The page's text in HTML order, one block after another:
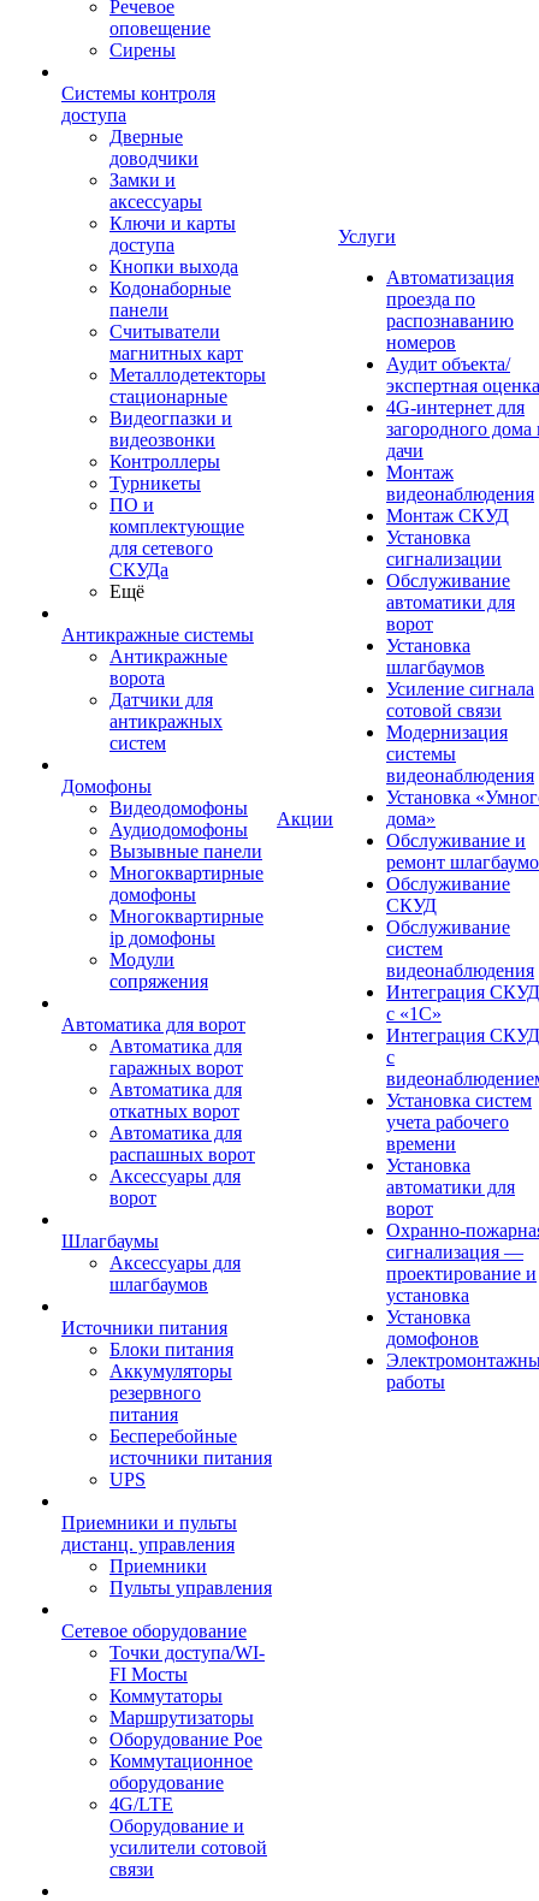
Речевое
оповещение
Сирены
Системы контроля
доступа
Дверные
доводчики
Замки и
аксессуары
Ключи и карты
доступа
Кнопки выхода
Кодонаборные
панели
Считыватели
магнитных карт
Металлодетекторы
стационарные
Видеогпазки и
видеозвонки
Контроллеры
Турникеты
ПО и
комплектующие
для сетевого
СКУДа
Ещё
Антикражные системы
Антикражные
ворота
Датчики для
антикражных
систем
Домофоны
Видеодомофоны
Аудиодомофоны
Вызывные панели
Многоквартирные
домофоны
Многоквартирные
ip домофоны
Модули
сопряжения
Автоматика для ворот
Автоматика для
гаражных ворот
Автоматика для
откатных ворот
Автоматика для
распашных ворот
Аксессуары для
ворот
Шлагбаумы
Аксессуары для
шлагбаумов
Источники питания
Блоки питания
Аккумуляторы
резервного
питания
Бесперебойные
источники питания
UPS
Приемники и пульты
дистанц. управления
Приемники
Пульты управления
Сетевое оборудование
Точки доступа/WI-
FI Мосты
Коммутаторы
Маршрутизаторы
Оборудование Poe
Коммутационное
оборудование
4G/LTE
Оборудование и
усилители сотовой
связи
Акции
Услуги
Автоматизация
проезда по
распознаванию
номеров
Аудит объекта/
экспертная оценка
4G-интернет для
загородного дома
дачи
Монтаж
видеонаблюдения
Монтаж СКУД
Установка
сигнализации
Обслуживание
автоматики для
ворот
Установка
шлагбаумов
Усиление сигнала
сотовой связи
Модернизация
системы
видеонаблюдения
Установка
дома»
Обслуживание и
ремонт
Обслуживание
СКУД
Обслуживание
систем
видеонаблюдения
Интеграция СКУД
с «1С»
Интеграция СКУД
с
Установка систем
учета рабочего
времени
Установка
автоматики для
ворот
Охранно-
сигнализация —
проектирование и
установка
Установка
домофонов
работы